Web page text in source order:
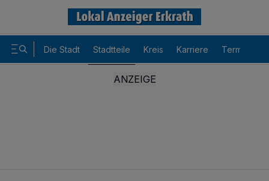
Die Stadt Stadtteile Kreis Karriere Termine